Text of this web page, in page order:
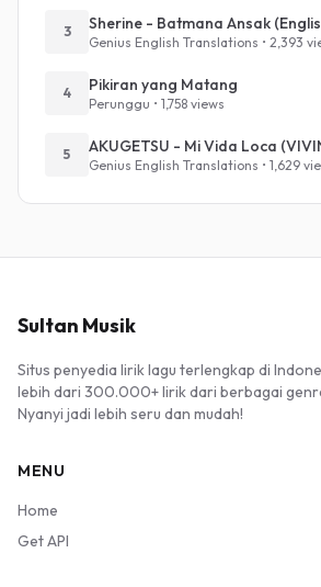
3 Sherine - Batmana Ansak
Genius English Translations • 2,393
4 Pikiran yang Matang
Perunggu • 1,758 views
5
Genius English Translations • 1,629
Sultan Musik
Situs penyedia lirik lagu terlengkap di
lebih dari 300.000+ lirik dari berbagai
Nyanyi jadi lebih seru dan mudah!
MENU
Home
Get API